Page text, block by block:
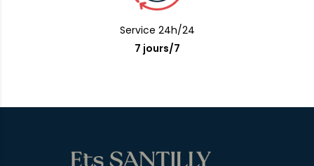
Service 24h/24
7 jours/7